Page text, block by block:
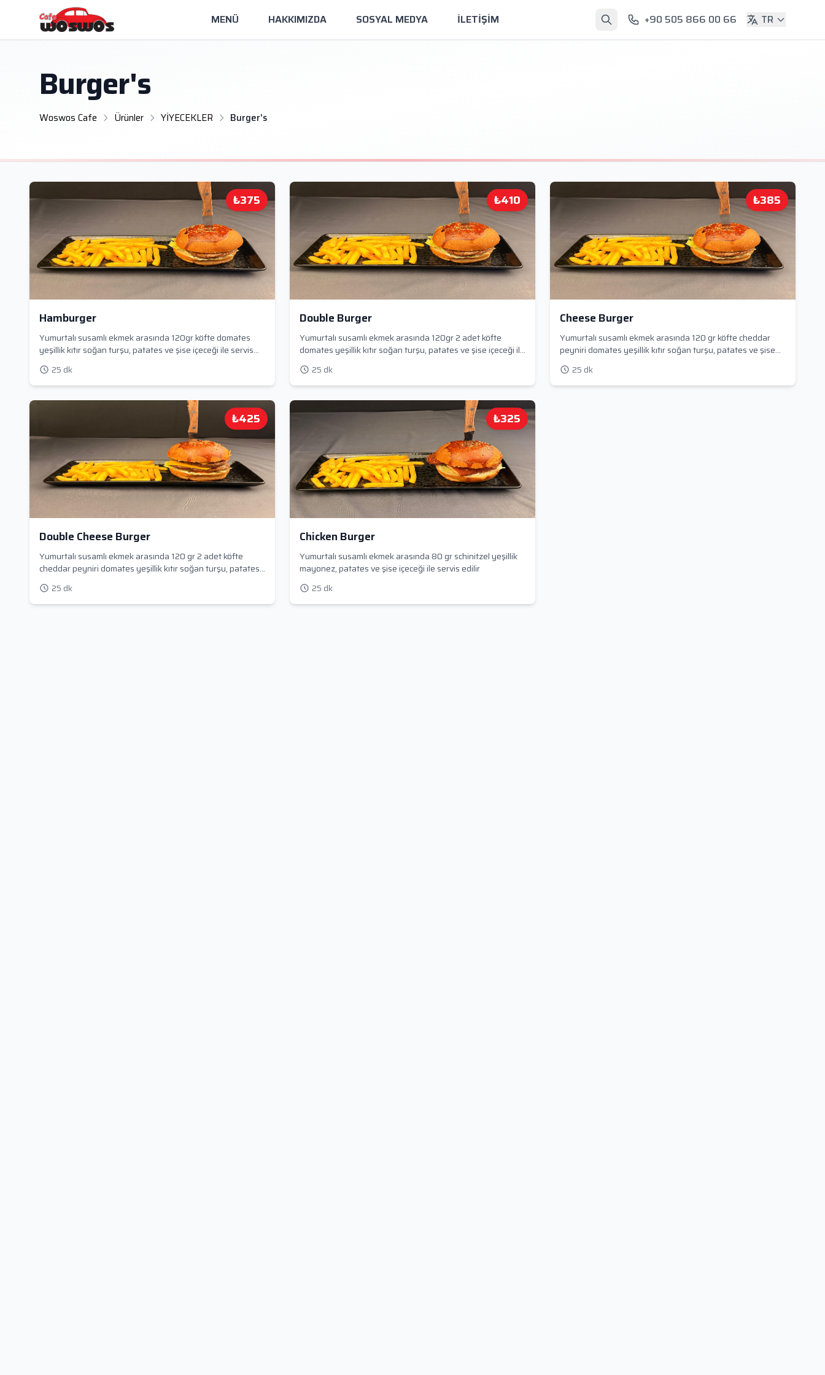
MENÜ HAKKIMIZDA SOSYAL MEDYA İLETİŞİM +90 505 866 00 66 TR
Burger's
Woswos Cafe Ürünler YİYECEKLER Burger's
₺375
Hamburger
Yumurtalı susamlı ekmek arasında 120gr köfte domates
yeşillik kıtır soğan turşu, patates ve şise içeceği ile servis
edilir
25 dk
₺410
Double Burger
Yumurtalı susamlı ekmek arasında 120gr 2 adet köfte
domates yeşillik kıtır soğan turşu, patates ve şise içeceği ile
servis edilir
25 dk
₺385
Cheese Burger
Yumurtalı susamlı ekmek arasında 120 gr köfte cheddar
peyniri domates yeşillik kıtır soğan turşu, patates ve şise
içeceği ile servis edilir
25 dk
₺425
Double Cheese Burger
Yumurtalı susamlı ekmek arasında 120 gr 2 adet köfte
cheddar peyniri domates yeşillik kıtır soğan turşu, patates
ve şise içeceği ile servis edilir
25 dk
₺325
Chicken Burger
Yumurtalı susamlı ekmek arasında 80 gr schinitzel yeşillik
mayonez, patates ve şise içeceği ile servis edilir
25 dk